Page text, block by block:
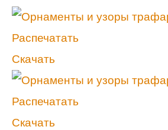
Распечатать
Скачать
Распечатать
Скачать